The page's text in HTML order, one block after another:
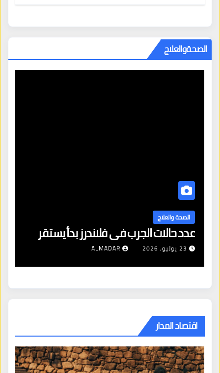
الصحةوالعلاج
مع العقل في فلاندرز بدأ يستقر
ALMADAR
اقتصاد المدار